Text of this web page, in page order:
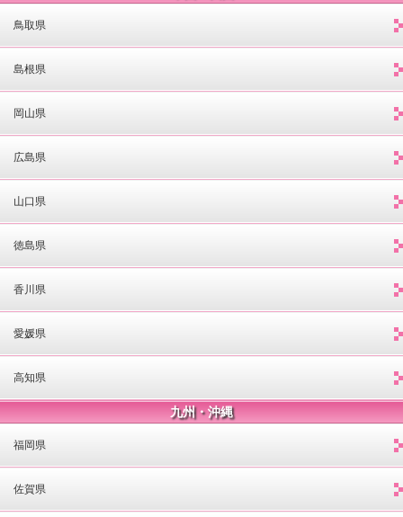
鳥取県
島根県
岡山県
広島県
山口県
徳島県
香川県
愛媛県
高知県
九州・沖縄
福岡県
佐賀県